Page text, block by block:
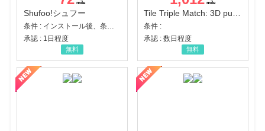
Shufoo!シュフー
条件 : インストール後、条件達成
承認 : 1日程度
無料
Tile Triple Match: 3D puzzle
条件 :
承認 : 数日程度
無料